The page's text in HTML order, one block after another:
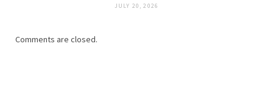
JULY 20, 2026
Comments are closed.